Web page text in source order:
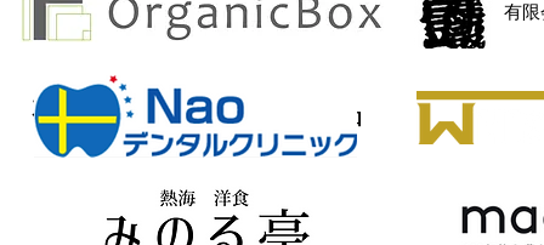
有限会社オーエス部品
有